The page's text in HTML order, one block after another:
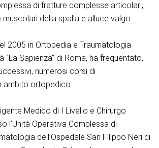
di fratture complesse articolari,
muscolari della spalla e alluce valgo.
2005 in Ortopedia e Traumatologia
“La Sapienza” di Roma, ha frequentato,
numerosi corsi di
ambito ortopedico.
Medico di I Livello e Chirurgo
l’Unità Operativa Complessa di
dell’Ospedale San Filippo Neri di